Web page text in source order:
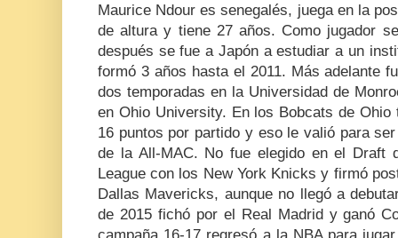
Maurice Ndour es senegalés, juega en la
de altura y tiene 27 años. Como jugador
después se fue a Japón a estudiar a un
formó 3 años hasta el 2011. Más adelante
dos temporadas en la Universidad de
en Ohio University. En los Bobcats de
16 puntos por partido y eso le valió para
de la All-MAC. No fue elegido en el Draft
League con los New York Knicks y firmó
Dallas Mavericks, aunque no llegó a
de 2015 fichó por el Real Madrid y ganó
campaña 16-17 regresó a la NBA para